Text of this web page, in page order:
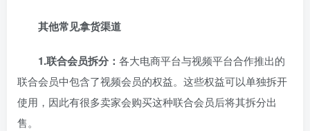
其他常见拿货渠道
1.联合会员拆分： 各大电商平台与视频平台合作推出的
联合会员中包含了视频会员的权益。这些权益可以单独拆开
使用，因此有很多卖家会购买这种联合会员后将其拆分出
售。